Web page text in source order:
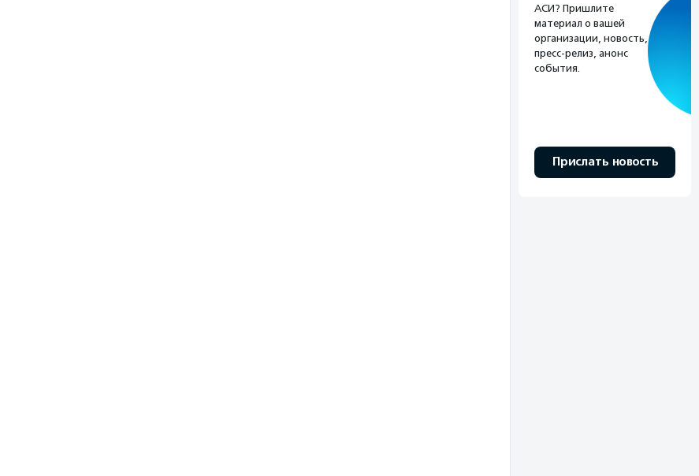
АСИ? Пришлите
материал о вашей
организации, новость,
пресс-релиз, анонс
события.
Прислать новость